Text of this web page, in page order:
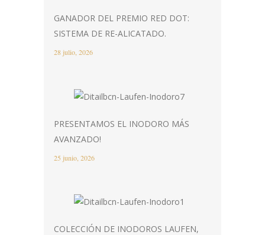
GANADOR DEL PREMIO RED DOT:
SISTEMA DE RE-ALICATADO.
28 julio, 2026
PRESENTAMOS EL INODORO MÁS
AVANZADO!
25 junio, 2026
COLECCIÓN DE INODOROS LAUFEN,